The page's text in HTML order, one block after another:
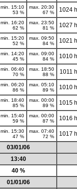
min. 15:10
53 %
max. 20:30
67 %
1024
min. 16:20
62 %
max. 23:50
81 %
1027
min. 15:20
52 %
max. 09:50
84 %
1021
min. 14:20
45 %
max. 09:00
84 %
1010
min. 06:40
70 %
max. 18:50
88 %
1011
min. 06:20
86 %
max. 05:10
89 %
1010
min. 18:40
85 %
max. 00:00
89 %
1015
min. 15:40
59 %
max. 00:00
87 %
1016
min. 15:30
47 %
max. 07:40
72 %
1017
03/01/06
13:40
40 %
01/01/06